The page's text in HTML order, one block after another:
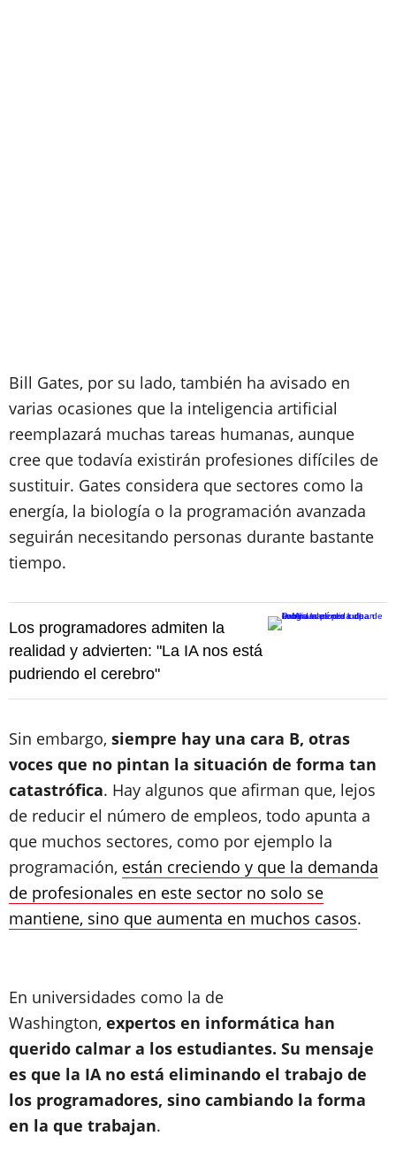
Bill Gates, por su lado, también ha avisado en
varias ocasiones que la inteligencia artificial
reemplazará muchas tareas humanas, aunque
cree que todavía existirán profesiones difíciles de
sustituir. Gates considera que sectores como la
energía, la biología o la programación avanzada
seguirán necesitando personas durante bastante
tiempo.
Los programadores admiten la
realidad y advierten: "La IA nos está
pudriendo el cerebro"
Sin embargo, siempre hay una cara B, otras
voces que no pintan la situación de forma tan
catastrófica. Hay algunos que afirman que, lejos
de reducir el número de empleos, todo apunta a
que muchos sectores, como por ejemplo la
programación, están creciendo y que la demanda
de profesionales en este sector no solo se
mantiene, sino que aumenta en muchos casos.
En universidades como la de
Washington, expertos en informática han
querido calmar a los estudiantes. Su mensaje
es que la IA no está eliminando el trabajo de
los programadores, sino cambiando la forma
en la que trabajan.